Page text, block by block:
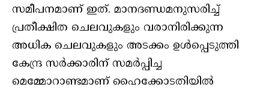
സമീപനമാണ് ഇത്. മാനദണ്ഡമനുസരിച്ച്
പ്രതീക്ഷിത ചെലവുകളും വരാനിരിക്കുന്ന
അധിക ചെലവുകളും അടക്കം ഉള്‍പ്പെടുത്തി
കേന്ദ്ര സര്‍ക്കാരിന് സമര്‍പ്പിച്ച
മെമ്മോറാണ്ടമാണ് ഹൈക്കോടതിയില്‍